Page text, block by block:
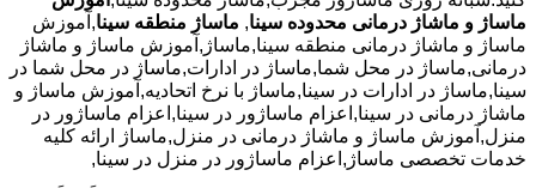
ماساژ و ماشاژ درمانی محدوده سینا, ماساژ منطقه سینا,آموزش
ماساژ و ماشاژ درمانی منطقه سینا,ماساژ,آموزش ماساژ و ماشاژ
درمانی,ماساژ در محل شما,ماساژ در ادارات,ماساژ در محل شما در
سینا,ماساژ در ادارات در سینا,ماساژ با نرخ اتحادیه,آموزش ماساژ و
ماشاژ درمانی در سینا,اعزام ماساژور در سینا,اعزام ماساژور در
منزل,آموزش ماساژ و ماشاژ درمانی در منزل,ماساژ ارائه کلیه
خدمات تخصصی ماساژ,اعزام ماساژور در منزل در سینا,